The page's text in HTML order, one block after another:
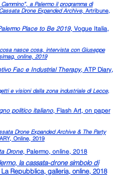
Cammino”, a Palermo il programma di
Drone Expanded Archive, Artribune,
Place to Be 2019, Vogue Italia,
nasce cosa, intervista con Giuseppe
online, 2019
Fac e Industrial Therapy, ATP Diary,
e visioni dalla zona industriale di Lecce,
politico italiano, Flash Art, on paper
Drone Expanded Archive & The Party
Online, 2019
Drone, Palermo, online, 2018
la cassata-drone simbolo di
La Repubblica, galleria, online, 2018